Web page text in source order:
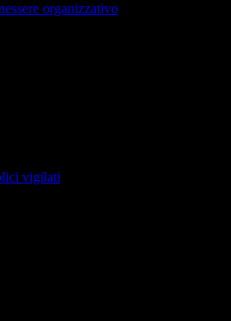
organizzativo
vigilati